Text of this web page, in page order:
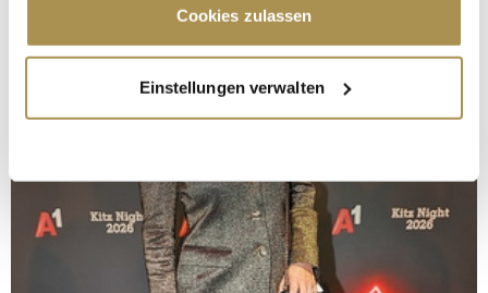
Trigger Symbol ändern oder widerrufen
Informationen über Ihre geografische Lage
erfassen, welche bis auf einige Meter genau sein
bestimmten Merkmalen (Fingerprinting) identifizieren
Erfahren Sie mehr darüber, wie Ihre persönlichen Daten
verarbeitet werden, und legen Sie Ihre Präferenzen im
Abschnitt Einzelheitenfest.
Cookies zulassen
Einstellungen verwalten